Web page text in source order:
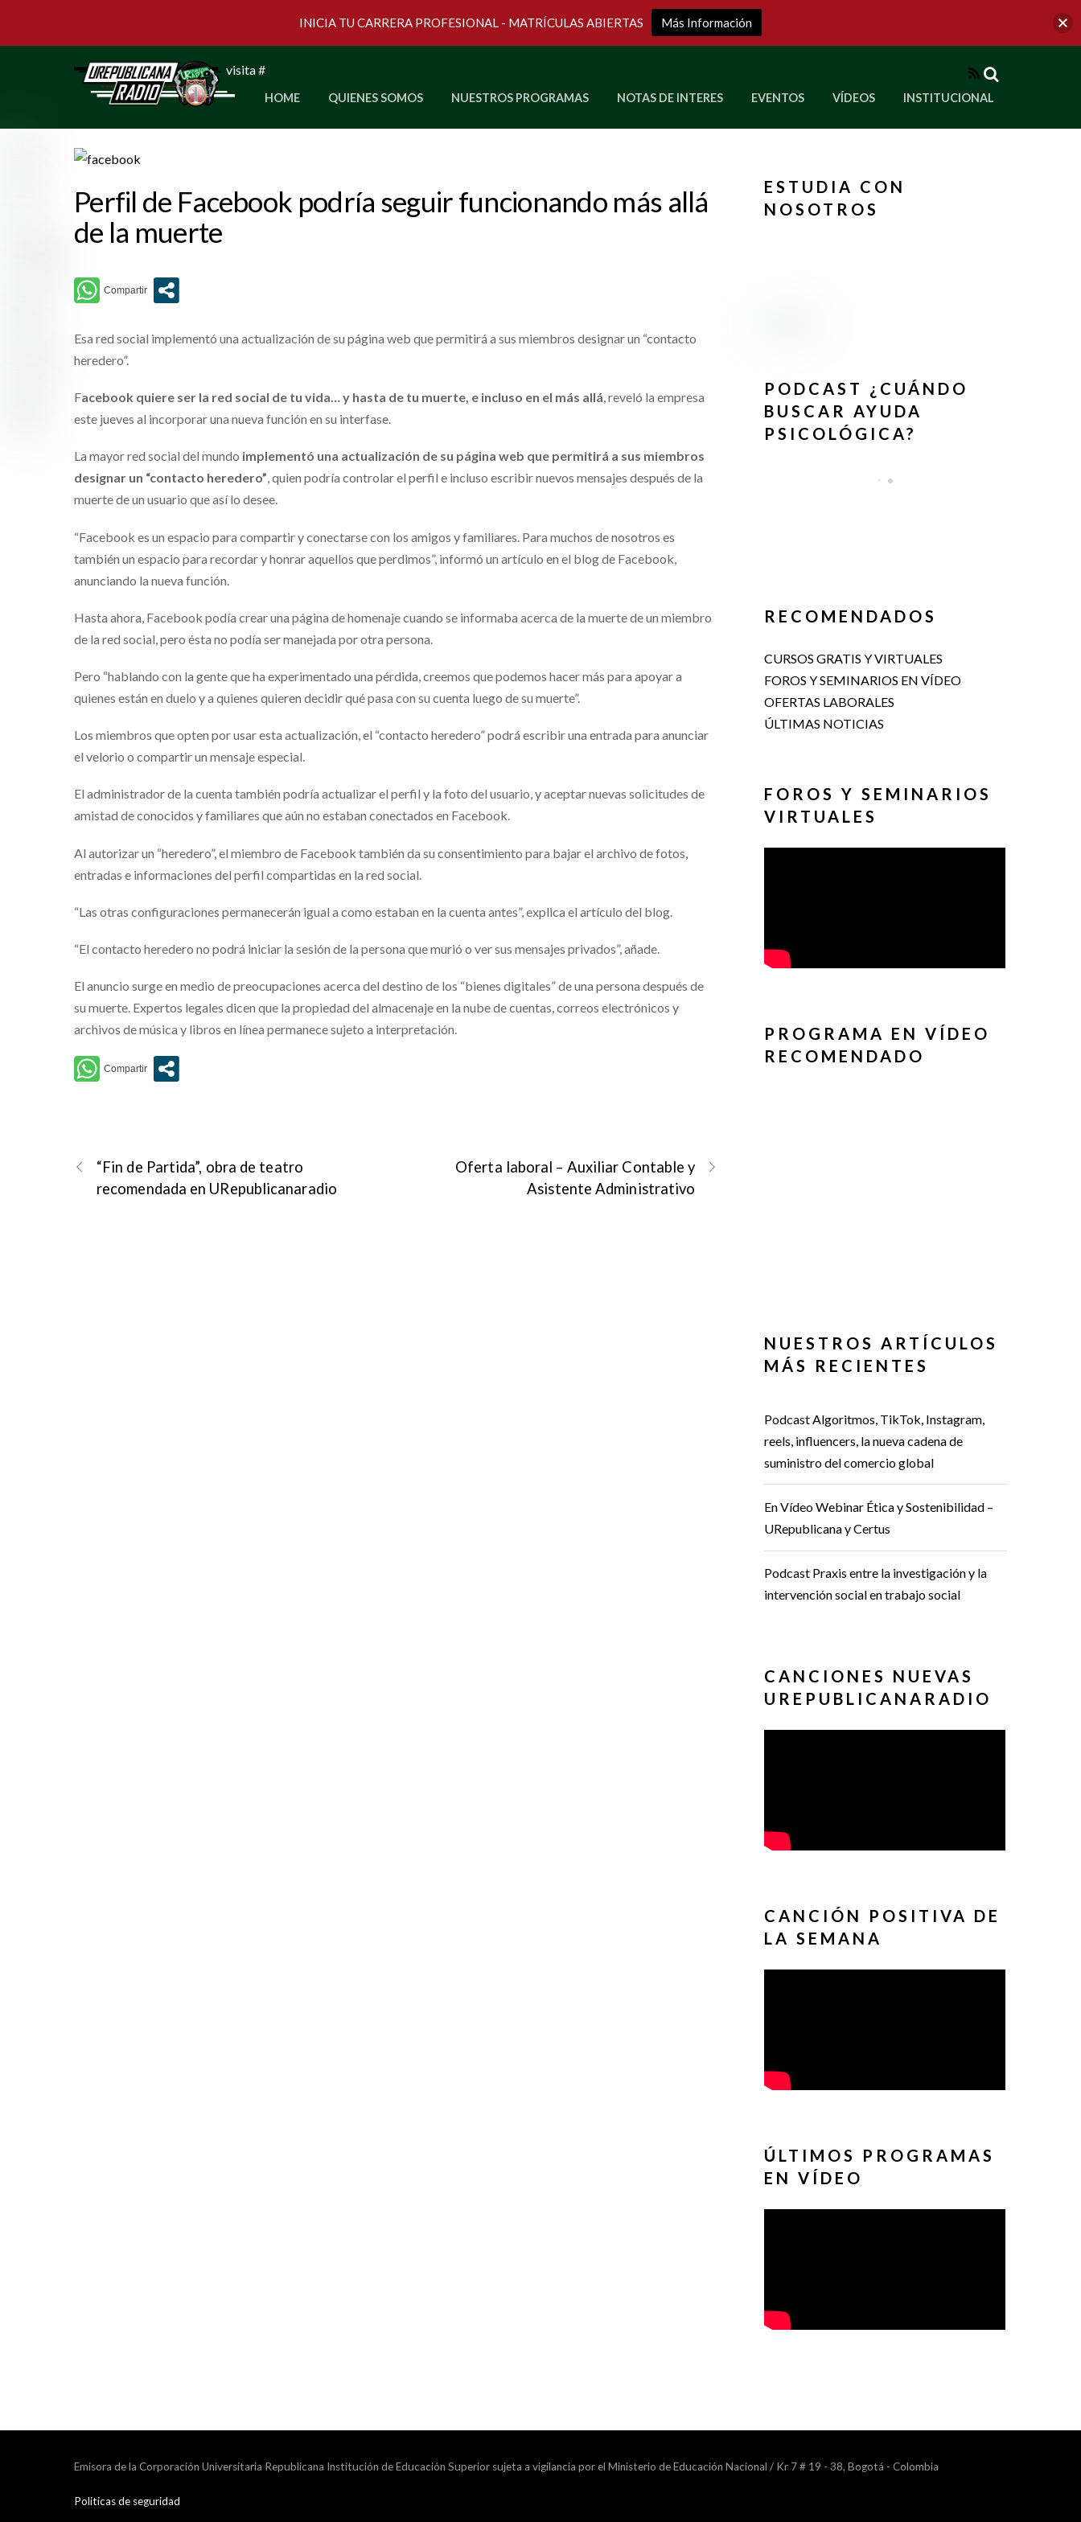
visita # RSS
HOME QUIENES SOMOS NUESTROS PROGRAMAS NOTAS DE INTERES EVENTOS VÍDEOS INSTITUCIONAL
Perfil de Facebook podría seguir funcionando más allá
de la muerte
Esa red social implementó una actualización de su página web que permitirá a sus miembros designar un “contacto
heredero”.
Facebook quiere ser la red social de tu vida… y hasta de tu muerte, e incluso en el más allá, reveló la empresa
este jueves al incorporar una nueva función en su interfase.
La mayor red social del mundo implementó una actualización de su página web que permitirá a sus miembros
designar un “contacto heredero”, quien podría controlar el perfil e incluso escribir nuevos mensajes después de la
muerte de un usuario que así lo desee.
“Facebook es un espacio para compartir y conectarse con los amigos y familiares. Para muchos de nosotros es
también un espacio para recordar y honrar aquellos que perdimos”, informó un artículo en el blog de Facebook,
anunciando la nueva función.
Hasta ahora, Facebook podía crear una página de homenaje cuando se informaba acerca de la muerte de un miembro
de la red social, pero ésta no podía ser manejada por otra persona.
Pero “hablando con la gente que ha experimentado una pérdida, creemos que podemos hacer más para apoyar a
quienes están en duelo y a quienes quieren decidir qué pasa con su cuenta luego de su muerte”.
Los miembros que opten por usar esta actualización, el “contacto heredero” podrá escribir una entrada para anunciar
el velorio o compartir un mensaje especial.
El administrador de la cuenta también podría actualizar el perfil y la foto del usuario, y aceptar nuevas solicitudes de
amistad de conocidos y familiares que aún no estaban conectados en Facebook.
Al autorizar un “heredero”, el miembro de Facebook también da su consentimiento para bajar el archivo de fotos,
entradas e informaciones del perfil compartidas en la red social.
“Las otras configuraciones permanecerán igual a como estaban en la cuenta antes”, explica el artículo del blog.
“El contacto heredero no podrá iniciar la sesión de la persona que murió o ver sus mensajes privados”, añade.
El anuncio surge en medio de preocupaciones acerca del destino de los “bienes digitales” de una persona después de
su muerte. Expertos legales dicen que la propiedad del almacenaje en la nube de cuentas, correos electrónicos y
archivos de música y libros en línea permanece sujeto a interpretación.
“Fin de Partida”, obra de teatro
recomendada en URepublicanaradio
Oferta laboral – Auxiliar Contable y
Asistente Administrativo
ESTUDIA CON
NOSOTROS
PODCAST ¿CUÁNDO
BUSCAR AYUDA
PSICOLÓGICA?
RECOMENDADOS
CURSOS GRATIS Y VIRTUALES
FOROS Y SEMINARIOS EN VÍDEO
OFERTAS LABORALES
ÚLTIMAS NOTICIAS
FOROS Y SEMINARIOS
VIRTUALES
PROGRAMA EN VÍDEO
RECOMENDADO
NUESTROS ARTÍCULOS
MÁS RECIENTES
Podcast Algoritmos, TikTok, Instagram,
reels, influencers, la nueva cadena de
suministro del comercio global
En Vídeo Webinar Ética y Sostenibilidad –
URepublicana y Certus
Podcast Praxis entre la investigación y la
intervención social en trabajo social
CANCIONES NUEVAS
UREPUBLICANARADIO
CANCIÓN POSITIVA DE
LA SEMANA
ÚLTIMOS PROGRAMAS
EN VÍDEO
Emisora de la Corporación Universitaria Republicana Institución de Educación Superior sujeta a vigilancia por el Ministerio de Educación Nacional / Kr 7 # 19 - 38, Bogotá - Colombia
Politicas de seguridad
INICIA TU CARRERA PROFESIONAL - MATRÍCULAS ABIERTAS Más Información